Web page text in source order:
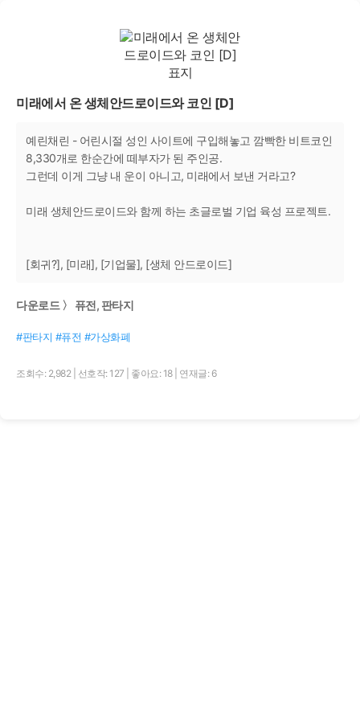
미래에서 온 생체안드로이드와 코인 [D]
예린채린 - 어린시절 성인 사이트에 구입해놓고 깜빡한 비트코인
8,330개로 한순간에 떼부자가 된 주인공.
그런데 이게 그냥 내 운이 아니고, 미래에서 보낸 거라고?
미래 생체안드로이드와 함께 하는 초글로벌 기업 육성 프로젝트.
[회귀?], [미래], [기업물], [생체 안드로이드]
다운로드 〉 퓨전, 판타지
#판타지 #퓨전 #가상화폐
조회수: 2,982 선호작: 127 좋아요: 18 연재글: 6